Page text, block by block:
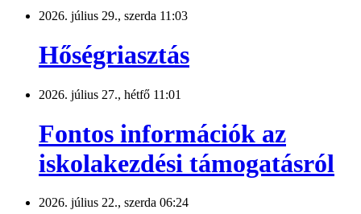
2026. július 29., szerda 11:03
Hőségriasztás
2026. július 27., hétfő 11:01
Fontos információk az
iskolakezdési támogatásról
2026. július 22., szerda 06:24